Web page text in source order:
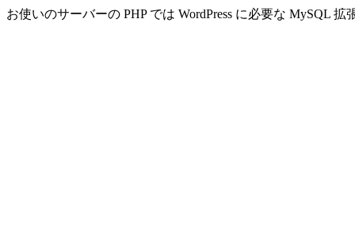
お使いのサーバーの PHP では WordPress に必要な MySQL